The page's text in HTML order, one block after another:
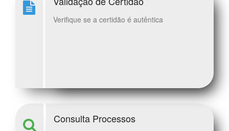
Verifique se a certidão é autêntica
Consulta Processos